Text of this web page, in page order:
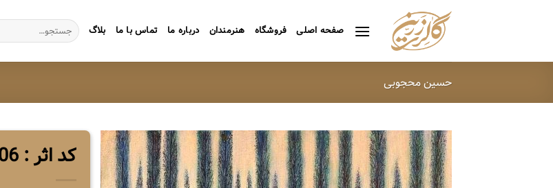
صفحه اصلی فروشگاه هنرمندان درباره ما تماس با ما بلاگ
جستجو
برای:
حسین محجوبی
کد اثر : ZG1HM50X50U06